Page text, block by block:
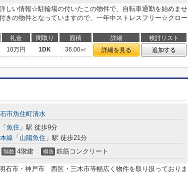
しい情報☆駐輪場の付いたこの物件で、自転車通勤を始めませ
きの物件となっていますので、一年中ストレスフリー☆クロー
礼金 間取り 面積 詳細
検討リスト
10万円 1DK 36.00㎡ 詳細を見る 追加する
市魚住町清水
「 魚住 」駅 徒歩9分
線 「 山陽魚住 」駅 徒歩21分
階数 4階建 構造 鉄筋コンクリート
石市・神戸市 西区・三木市等幅広く物件を取り扱っておりま